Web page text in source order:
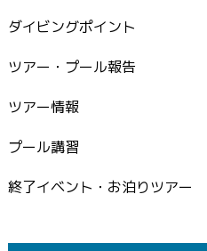
ダイビングポイント
ツアー・プール報告
ツアー情報
プール講習
終了イベント・お泊りツアー